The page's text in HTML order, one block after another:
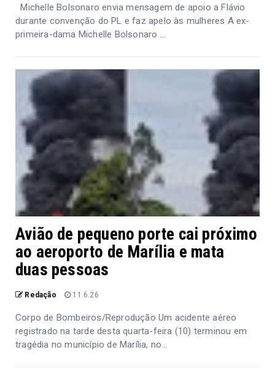
Michelle Bolsonaro envia mensagem de apoio a Flávio
durante convenção do PL e faz apelo às mulheres A ex-
primeira-dama Michelle Bolsonaro ...
Avião de pequeno porte cai próximo
ao aeroporto de Marília e mata
duas pessoas
Redação 11.6.26
Corpo de Bombeiros/Reprodução Um acidente aéreo
registrado na tarde desta quarta-feira (10) terminou em
tragédia no município de Marília, no...